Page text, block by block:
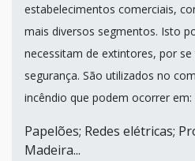
estabelecimentos comerciais,
mais diversos segmentos. Isto
necessitam de extintores, por
segurança. São utilizados no
incêndio que podem ocorrer em:
Papelões; Redes elétricas;
Madeira...